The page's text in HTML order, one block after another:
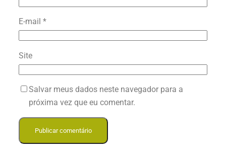
E-mail *
Site
Salvar meus dados neste navegador para a
próxima vez que eu comentar.